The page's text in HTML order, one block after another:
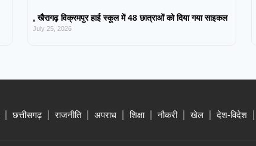
, खैरागढ़ विक्रमपुर हाई स्कूल में 48 छात्राओं को दिया गया साइकल
July 25, 2026
छत्तीसगढ़ राजनीति अपराध शिक्षा नौकरी खेल देश-विदेश